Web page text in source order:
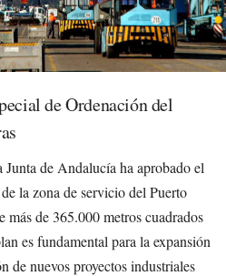
de Ordenación del
de Andalucía ha aprobado el
la zona de servicio del Puerto
de 365.000 metros cuadrados
es fundamental para la expansión
de nuevos proyectos industriales